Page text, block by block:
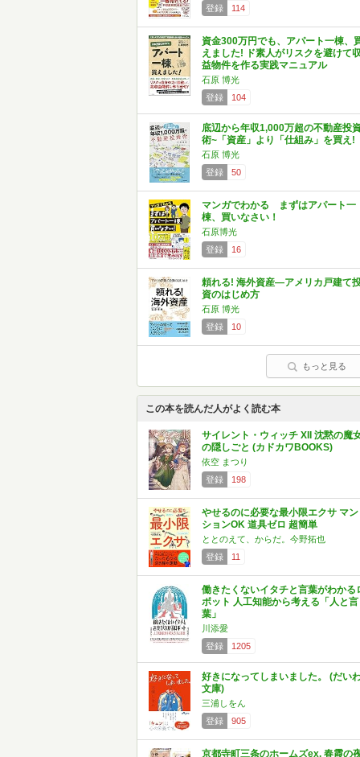
登録
114
資金300万円でも、アパート一棟、
えました! ド素人がリスクを避けて
益物件を作る実践マニュアル
石原 博光
登録
104
底辺から年収1,000万超の不動産投
術~「資産」より「仕組み」を買え!
石原 博光
登録
50
マンガでわかる まずはアパート一
棟、買いなさい！
石原博光
登録
16
頼れる! 海外資産―アメリカ戸建て
資のはじめ方
石原 博光
登録
10
もっと見る
この本を読んだ人がよく読む本
サイレント・ウィッチ XII 沈黙の魔
の隠しごと (カドカワBOOKS)
依空 まつり
登録
198
やせるのに必要な最小限エクサ マン
ションOK 道具ゼロ 超簡単
ととのえて、からだ。今野拓也
登録
11
働きたくないイタチと言葉がわかる
ボット 人工知能から考える「人と言
葉」
川添愛
登録
1205
好きになってしまいました。 (だい
文庫)
三浦しをん
登録
905
京都寺町三条のホームズex. 春霞の